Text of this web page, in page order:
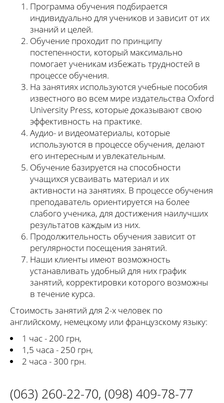
Программа обучения подбирается
индивидуально для учеников и зависит от их
знаний и целей.
Обучение проходит по принципу
постепенности, который максимально
помогает ученикам избежать трудностей в
процессе обучения.
На занятиях используются учебные пособия
известного во всем мире издательства Oxford
University Press, которые доказывают свою
эффективность на практике.
Аудио- и видеоматериалы, которые
используются в процессе обучения, делают
его интересным и увлекательным.
Обучение базируется на способности
учащихся усваивать материал и их
активности на занятиях. В процессе обучения
преподаватель ориентируется на более
слабого ученика, для достижения наилучших
результатов каждым из них.
Продолжительность обучения зависит от
регулярности посещения занятий.
Наши клиенты имеют возможность
устанавливать удобный для них график
занятий, корректировки которого возможны
в течение курса.
Стоимость занятий для 2-х человек по
английскому, немецкому или французскому языку:
1 час - 200 грн,
1,5 часа - 250 грн,
2 часа - 300 грн.
(063) 260-22-70, (098) 409-78-77